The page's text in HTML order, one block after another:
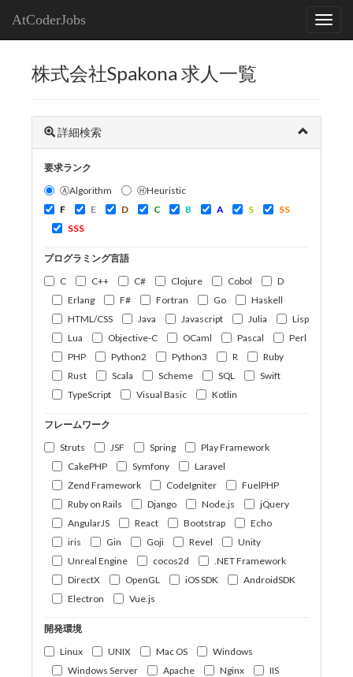
AtCoderJobs
株式会社Spakona 求人一覧
詳細検索
要求ランク
ⒶAlgorithm
ⒽHeuristic
F
E D C B A S
SS
SSS
プログラミング言語
C
C++ C# Clojure Cobol
D
Erlang
F# Fortran Go
Haskell
HTML/CSS
Java Javascript Julia
Lisp
Lua
Objective-C OCaml Pascal
Perl
PHP
Python2 Python3 R
Ruby
Rust
Scala Scheme SQL
Swift
TypeScript
Visual Basic Kotlin
フレームワーク
Struts
JSF Spring
Play Framework
CakePHP
Symfony
Laravel
Zend Framework
CodeIgniter
FuelPHP
Ruby on Rails
Django Node.js
jQuery
AngularJS
React Bootstrap
Echo
iris
Gin Goji Revel
Unity
Unreal Engine
cocos2d
.NET Framework
DirectX
OpenGL iOS SDK
AndroidSDK
Electron
Vue.js
開発環境
Linux
UNIX Mac OS
Windows
Windows Server
Apache Nginx
IIS